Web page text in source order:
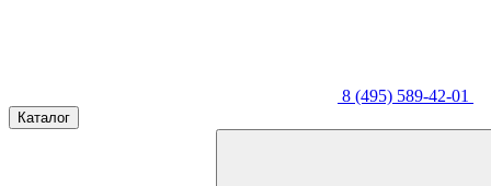
8 (495) 589-42-01
Каталог